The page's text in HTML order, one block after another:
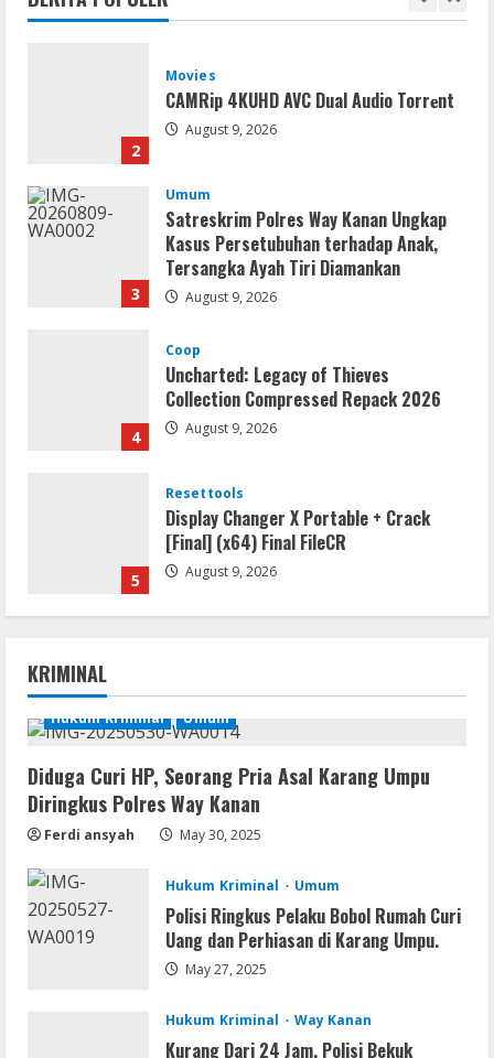
1
2
Movies
CAMRip 4KUHD AVC Dual Audio Torr𝐞nt
August 9, 2026
3
Umum
Satreskrim Polres Way Kanan Ungkap
Kasus Persetubuhan terhadap Anak,
Tersangka Ayah Tiri Diamankan
August 9, 2026
4
Coop
Uncharted: Legacy of Thieves
Collection Compressed Repack 2026
August 9, 2026
5
Resettools
Display Changer X Portable + Crack
[Final] (x64) Final FileCR
August 9, 2026
1
.torrent
August 9, 2026
Movies
CAMRip 4KUHD AVC Dual Audio Torr𝐞nt
August 9, 2026
Umum
Satreskrim Polres Way Kanan Ungkap
Kasus Persetubuhan terhadap Anak,
Tersangka Ayah Tiri Diamankan
August 9, 2026
KRIMINAL
Hukum Kriminal Umum
Diduga Curi HP, Seorang Pria Asal Karang Umpu
Diringkus Polres Way Kanan
Ferdi ansyah May 30, 2025
Hukum Kriminal Umum
Polisi Ringkus Pelaku Bobol Rumah Curi
Uang dan Perhiasan di Karang Umpu.
May 27, 2025
Hukum Kriminal Way Kanan
Kurang Dari 24 Jam, Polisi Bekuk